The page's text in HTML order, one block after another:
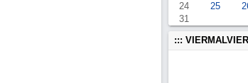
24
25
31
:::